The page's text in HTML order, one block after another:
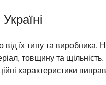
їх типу та виробника.
товщину та
характеристики